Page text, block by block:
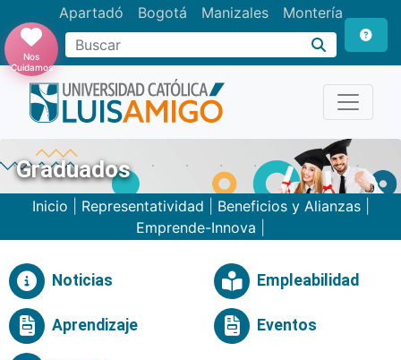
Apartadó Bogotá Manizales Montería
Buscar
Nos
Cuidamos
Graduados
Inicio Representatividad Beneficios y Alianzas|
Emprende-Innova
Noticias Empleabilidad
Aprendizaje Eventos